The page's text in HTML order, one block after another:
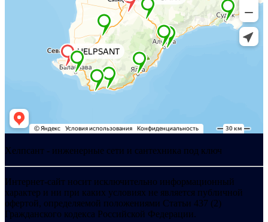
Хелпсант - инженерные сети и сантехника под ключ
Интернет-сайт носит исключительно информационный
характер и ни при каких условиях не является публичной
офертой, определяемой положениями Статьи 437 (2)
Гражданского кодекса Российской Федерации.